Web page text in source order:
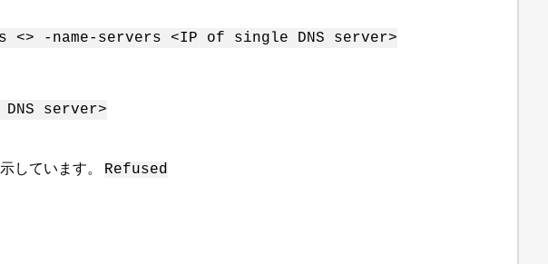
-name-servers <IP of single DNS server>
server>
しています。 Refused